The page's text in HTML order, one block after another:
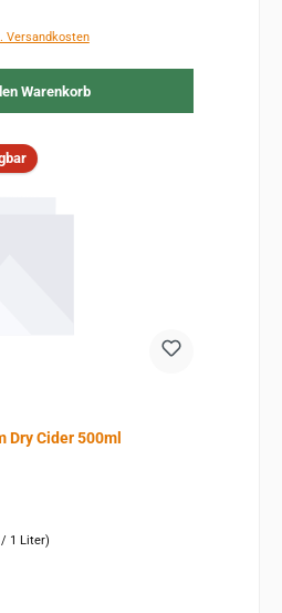
Versandkosten
Warenkorb
Dry Cider 500ml
/ 1 Liter)